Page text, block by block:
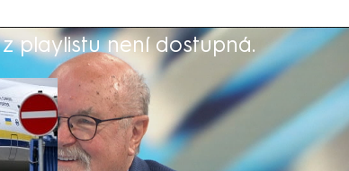
playlistu není dostupná.